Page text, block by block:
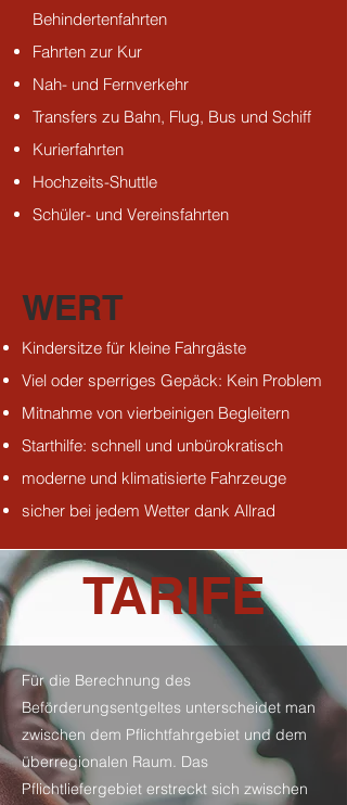
Behindertenfahrten
Fahrten zur Kur
Nah- und Fernverkehr
Transfers zu Bahn, Flug, Bus und Schiff
Kurierfahrten
Hochzeits-Shuttle
Schüler- und Vereinsfahrten
WERT
Kindersitze für kleine Fahrgäste
Viel oder sperriges Gepäck: Kein Problem
Mitnahme von vierbeinigen Begleitern
Starthilfe: schnell und unbürokratisch
moderne und klimatisierte Fahrzeuge
sicher bei jedem Wetter dank Allrad
TARIFE
Für die Berechnung des
Beförderungsentgeltes unterscheidet man
zwischen dem Pflichtfahrgebiet und dem
überregionalen Raum. Das
Pflichtliefergebiet erstreckt sich zwischen